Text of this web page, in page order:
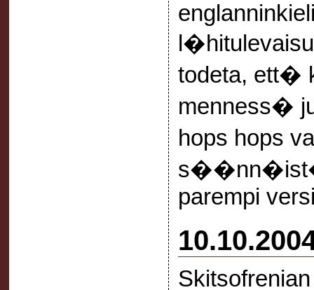
todeta, ett�
menness�
hops hops
s��nn�ist�
parempi